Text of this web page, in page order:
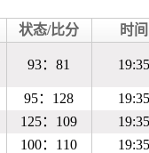
状态/比分
时间
93：81
95：128
125：109
100：110